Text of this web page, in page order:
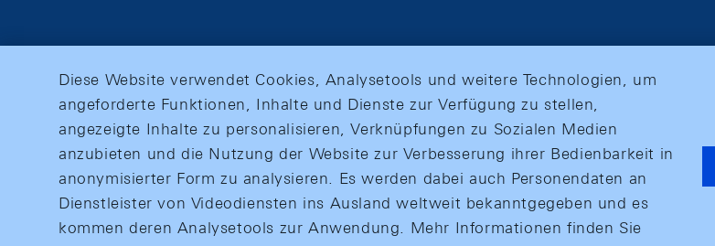
Diese Website verwendet Cookies, Analysetools und weitere Technologien, um
angeforderte Funktionen, Inhalte und Dienste zur Verfügung zu stellen,
angezeigte Inhalte zu personalisieren, Verknüpfungen zu Sozialen Medien
anzubieten und die Nutzung der Website zur Verbesserung ihrer Bedienbarkeit in
anonymisierter Form zu analysieren. Es werden dabei auch Personendaten an
Dienstleister von Videodiensten ins Ausland weltweit bekanntgegeben und es
kommen deren Analysetools zur Anwendung. Mehr Informationen finden Sie